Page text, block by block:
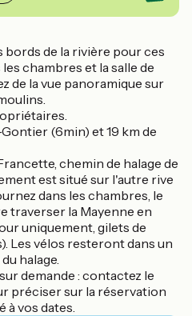
bords de la rivière pour ces
chambres et la salle de
de la vue panoramique sur
Gontier (6min) et 19 km de
chemin de halage de
est situé sur l'autre rive
dans les chambres, le
traverser la Mayenne en
uniquement, gilets de
Les vélos resteront dans un
halage.
demande : contactez le
préciser sur la réservation
à vos dates.